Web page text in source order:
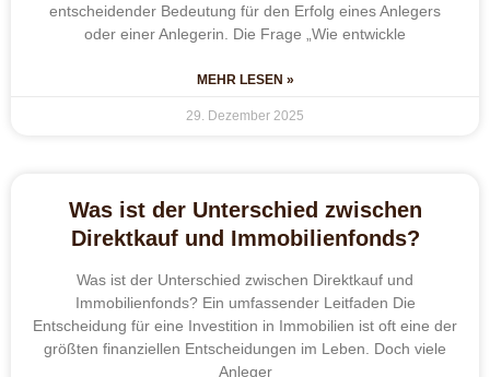
entscheidender Bedeutung für den Erfolg eines Anlegers
oder einer Anlegerin. Die Frage „Wie entwickle
MEHR LESEN »
29. Dezember 2025
Was ist der Unterschied zwischen
Direktkauf und Immobilienfonds?
Was ist der Unterschied zwischen Direktkauf und
Immobilienfonds? Ein umfassender Leitfaden Die
Entscheidung für eine Investition in Immobilien ist oft eine der
größten finanziellen Entscheidungen im Leben. Doch viele
Anleger